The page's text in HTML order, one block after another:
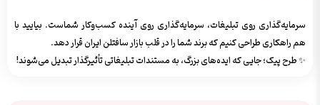
سرمایه‌گذاری روی تبلیغات، سرمایه‌گذاری روی آینده کسب‌وکار شماست. بیایید با
هم راهکاری طراحی کنیم که برند شما را در قلب بازار سافتلن ایران قرار دهد.
✨ طرح پیک؛ جایی که ایده‌های بزرگ، به مستندات تبلیغاتی تأثیرگذار تبدیل می‌شوند!